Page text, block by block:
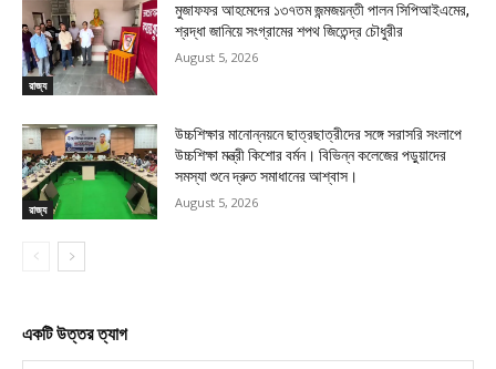
রাজ্য
মুজাফফর আহমেদের ১৩৭তম জন্মজয়ন্তী পালন সিপিআইএমের,
শ্রদ্ধা জানিয়ে সংগ্রামের শপথ জিতেন্দ্র চৌধুরীর
August 5, 2026
রাজ্য
উচ্চশিক্ষার মানোন্নয়নে ছাত্রছাত্রীদের সঙ্গে সরাসরি সংলাপে
উচ্চশিক্ষা মন্ত্রী কিশোর বর্মন। বিভিন্ন কলেজের পড়ুয়াদের
সমস্যা শুনে দ্রুত সমাধানের আশ্বাস।
August 5, 2026
একটি উত্তর ত্যাগ